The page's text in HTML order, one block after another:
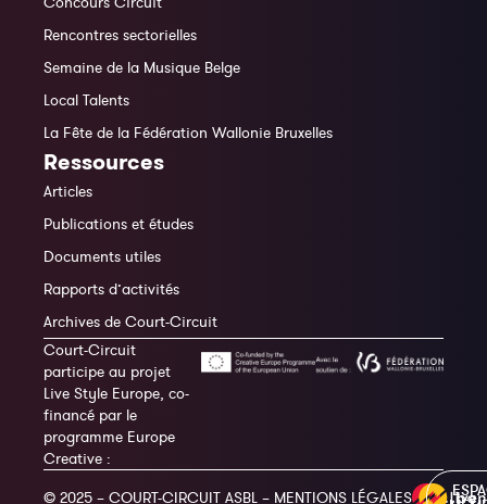
Rencontres sectorielles
Semaine de la Musique Belge
Local Talents
La Fête de la Fédération Wallonie Bruxelles
Ressources
Articles
Publications et études
Documents utiles
Rapports d’activités
Archives de Court-Circuit
Court-Circuit
participe au projet
Live Style Europe, co-
financé par le
programme Europe
Creative :
© 2025 – COURT-CIRCUIT ASBL – MENTIONS LÉGALES